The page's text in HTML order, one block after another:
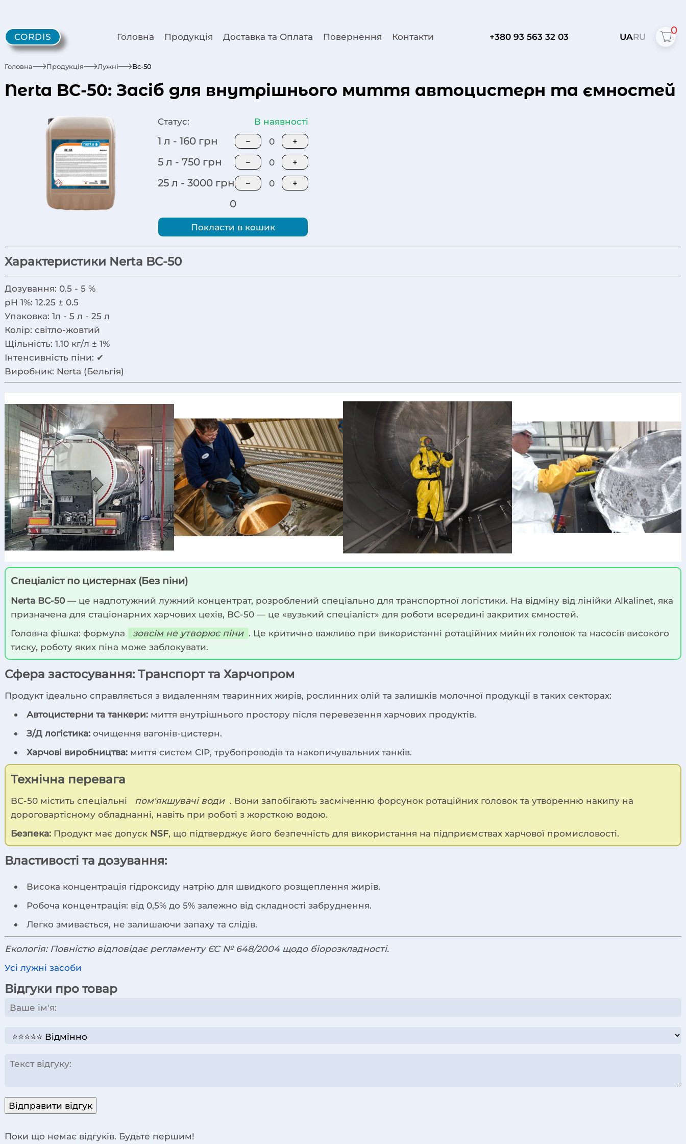
CORDIS Головна Продукція Доставка та Оплата Повернення Контакти +380 93 563 32 03 UARU
0
Головна Продукція Лужні Bc-50
Nerta BC-50: Засіб для внутрішнього миття автоцистерн та ємностей
Статус: В наявності
1 л -160 грн − 0 +
5 л -750 грн − 0 +
25 л -3000 грн − 0 +
0
Покласти в кошик
Характеристики Nerta BC-50
Дозування:0.5 - 5 %
pH 1%:12.25 ± 0.5
Упаковка:1л - 5 л - 25 л
Колір:світло-жовтий
Щільність:1.10 кг/л ± 1%
Інтенсивність піни: ✔
Виробник: Nerta (Бельгія)
Спеціаліст по цистернах (Без піни)
Nerta BC-50— це надпотужний лужний концентрат, розроблений спеціально для транспортної логістики. На відміну від лінійки Alkalinet, яка
призначена для стаціонарних харчових цехів, BC-50 — це «вузький спеціаліст» для роботи всередині закритих ємностей.
Головна фішка: формула
зовсім не утворює піни . Це критично важливо при використанні ротаційних мийних головок та насосів високого
тиску, роботу яких піна може заблокувати.
Сфера застосування: Транспорт та Харчопром
Продукт ідеально справляється з видаленням тваринних жирів, рослинних олій та залишків молочної продукції в таких секторах:
Автоцистерни та танкери: миття внутрішнього простору після перевезення харчових продуктів.
З/Д логістика: очищення вагонів-цистерн.
Харчові виробництва: миття систем CIP, трубопроводів та накопичувальних танків.
Технічна перевага
BC-50 містить спеціальні пом'якшувачі води . Вони запобігають засміченню форсунок ротаційних головок та утворенню накипу на
дороговартісному обладнанні, навіть при роботі з жорсткою водою.
Безпека: Продукт має допуск NSF, що підтверджує його безпечність для використання на підприємствах харчової промисловості.
Властивості та дозування:
Висока концентрація гідроксиду натрію для швидкого розщеплення жирів.
Робоча концентрація: від 0,5% до 5% залежно від складності забруднення.
Легко змивається, не залишаючи запаху та слідів.
Екологія: Повністю відповідає регламенту ЄС № 648/2004 щодо біорозкладності.
Усі лужні засоби
Відгуки про товар
Відправити відгук
Поки що немає відгуків. Будьте першим!